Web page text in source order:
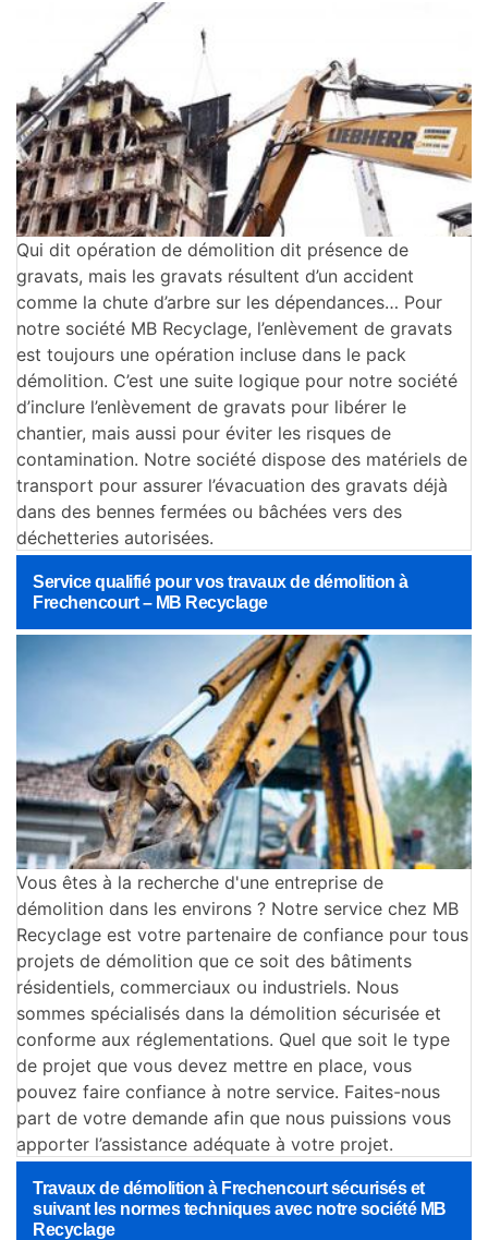
Qui dit opération de démolition dit présence de
gravats, mais les gravats résultent d’un accident
comme la chute d’arbre sur les dépendances… Pour
notre société MB Recyclage, l’enlèvement de gravats
est toujours une opération incluse dans le pack
démolition. C’est une suite logique pour notre société
d’inclure l’enlèvement de gravats pour libérer le
chantier, mais aussi pour éviter les risques de
contamination. Notre société dispose des matériels de
transport pour assurer l’évacuation des gravats déjà
dans des bennes fermées ou bâchées vers des
déchetteries autorisées.
Service qualifié pour vos travaux de démolition à
Frechencourt – MB Recyclage
Vous êtes à la recherche d'une entreprise de
démolition dans les environs ? Notre service chez MB
Recyclage est votre partenaire de confiance pour tous
projets de démolition que ce soit des bâtiments
résidentiels, commerciaux ou industriels. Nous
sommes spécialisés dans la démolition sécurisée et
conforme aux réglementations. Quel que soit le type
de projet que vous devez mettre en place, vous
pouvez faire confiance à notre service. Faites-nous
part de votre demande afin que nous puissions vous
apporter l’assistance adéquate à votre projet.
Travaux de démolition à Frechencourt sécurisés et
suivant les normes techniques avec notre société MB
Recyclage